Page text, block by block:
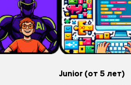
Junior (от 5 лет)